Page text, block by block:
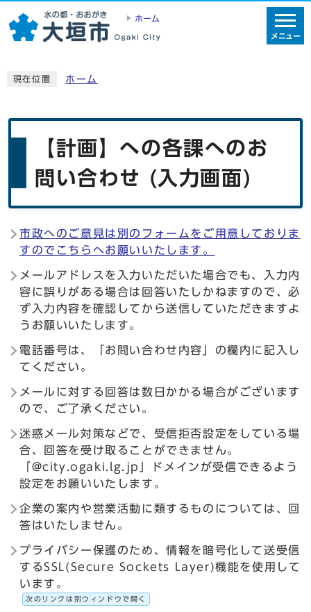
ホーム
メニュー
現在位置 ホーム
【計画】への各課へのお
問い合わせ (入力画面)
市政へのご意見は別のフォームをご用意しておりま
すのでこちらへお願いいたします。
メールアドレスを入力いただいた場合でも、入力内
容に誤りがある場合は回答いたしかねますので、必
ず入力内容を確認してから送信していただきますよ
うお願いいたします。
電話番号は、「お問い合わせ内容」の欄内に記入し
てください。
メールに対する回答は数日かかる場合がございます
ので、ご了承ください。
迷惑メール対策などで、受信拒否設定をしている場
合、回答を受け取ることができません。
「@city.ogaki.lg.jp」ドメインが受信できるよう
設定をお願いいたします。
企業の案内や営業活動に類するものについては、回
答はいたしません。
プライバシー保護のため、情報を暗号化して送受信
するSSL(Secure Sockets Layer)機能を使用して
います。
次のリンクは別ウィンドウで開く